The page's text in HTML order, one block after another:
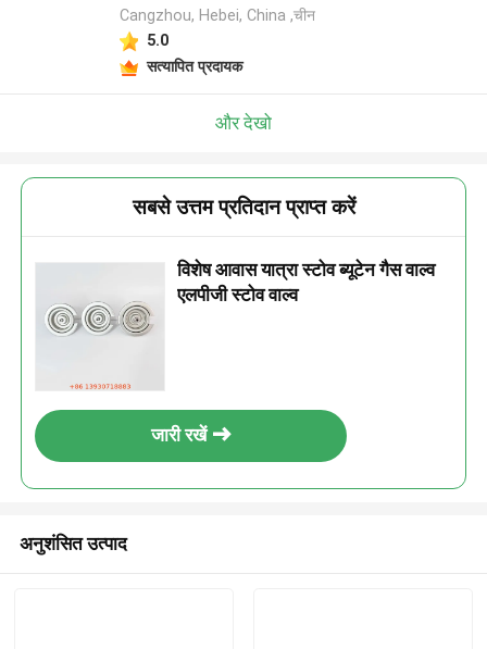
Cangzhou, Hebei, China ,चीन
5.0
सत्यापित प्रदायक
और देखो
सबसे उत्तम प्रतिदान प्राप्त करें
विशेष आवास यात्रा स्टोव ब्यूटेन गैस वाल्व
एलपीजी स्टोव वाल्व
जारी रखें
अनुशंसित उत्पाद